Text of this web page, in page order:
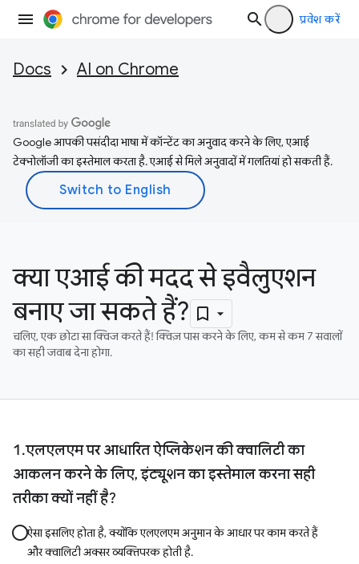
प्रवेश करें
Docs AI on Chrome
Google आपकी पसंदीदा भाषा में कॉन्टेंट का अनुवाद करने के लिए, एआई
टेक्नोलॉजी का इस्तेमाल करता है. एआई से मिले अनुवादों में गलतियां हो सकती हैं.
क्या एआई की मदद से इवैलुएशन
बनाए जा सकते हैं?
चलिए, एक छोटा सा क्विज करते हैं! क्विज़ पास करने के लिए, कम से कम 7 सवालों
का सही जवाब देना होगा.
एलएलएम पर आधारित ऐप्लिकेशन की क्वालिटी का
आकलन करने के लिए, इंट्यूशन का इस्तेमाल करना सही
तरीका क्यों नहीं है?
ऐसा इसलिए होता है, क्योंकि एलएलएम अनुमान के आधार पर काम करते हैं
और क्वालिटी अक्सर व्यक्तिपरक होती है.